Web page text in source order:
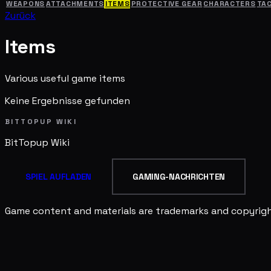
WEAPONSATTACHMENTS ITEMS PROTECTIVE GEAR CHARACTERS
Zurück
Items
Various useful game items
Keine Ergebnisse gefunden
BITTOPUP WIKI
BitTopup Wiki
SPIEL AUFLADEN GAMING-NACHRICHTEN
Game content and materials are trademarks and